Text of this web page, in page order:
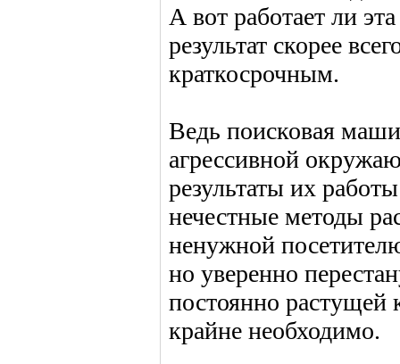
А вот работает ли
результат скорее
краткосрочным.
Ведь поисковая
агрессивной
результаты их
нечестные методы
ненужной
но уверенно
постоянно растущей
крайне необходимо.